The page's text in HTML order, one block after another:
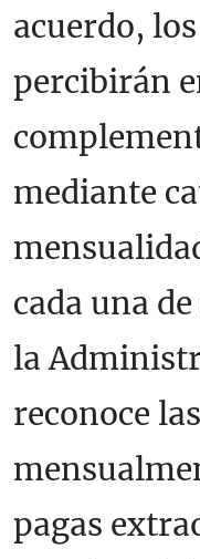
acuerdo,
percibirán
mediante
cada una
la
reconoce
pagas